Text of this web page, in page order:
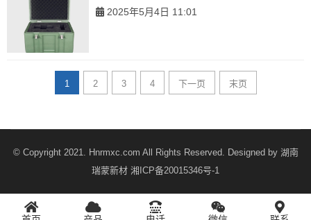
2025年5月4日 11:01
1 2 3 4 下一页 末页
© Copyright 2021. Hnrmxc.com All Rights Reserved. Designed by 湖南
瑞蒙新材 湘ICP备20015346号-1